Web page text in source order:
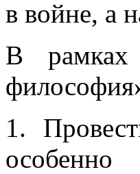
в войне, а
В рамках
1.